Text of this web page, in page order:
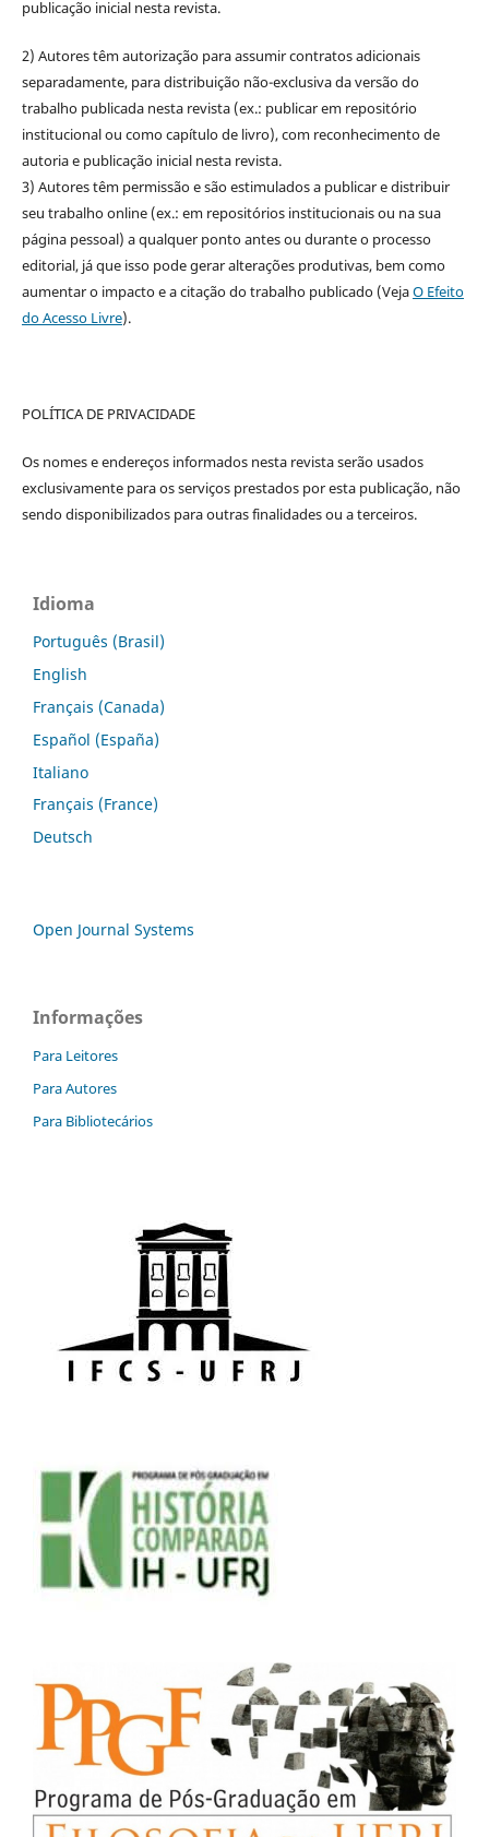
publicação inicial nesta revista.
2) Autores têm autorização para assumir contratos adicionais
separadamente, para distribuição não-exclusiva da versão do
trabalho publicada nesta revista (ex.: publicar em repositório
institucional ou como capítulo de livro), com reconhecimento de
autoria e publicação inicial nesta revista.
3) Autores têm permissão e são estimulados a publicar e distribuir
seu trabalho online (ex.: em repositórios institucionais ou na sua
página pessoal) a qualquer ponto antes ou durante o processo
editorial, já que isso pode gerar alterações produtivas, bem como
aumentar o impacto e a citação do trabalho publicado (VejaO Efeito
do Acesso Livre).
POLÍTICA DE PRIVACIDADE
Os nomes e endereços informados nesta revista serão usados
exclusivamente para os serviços prestados por esta publicação, não
sendo disponibilizados para outras finalidades ou a terceiros.
Idioma
Português (Brasil)
English
Français (Canada)
Español (España)
Italiano
Français (France)
Deutsch
Open Journal Systems
Informações
Para Leitores
Para Autores
Para Bibliotecários